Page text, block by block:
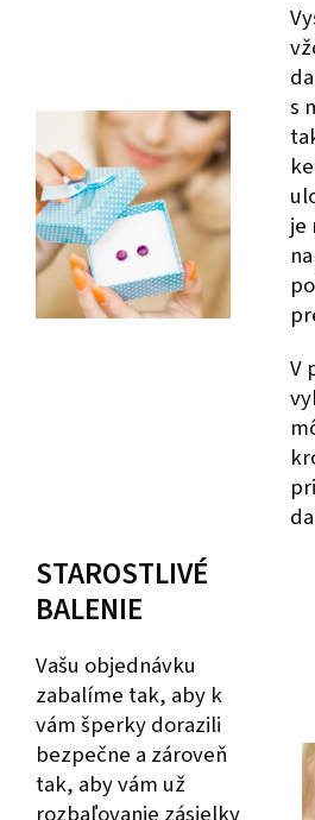
s
je
V
STAROSTLIVÉ
BALENIE
Vašu objednávku
zabalíme tak, aby k
vám šperky dorazili
bezpečne a zároveň
tak, aby vám už
rozbaľovanie zásielky